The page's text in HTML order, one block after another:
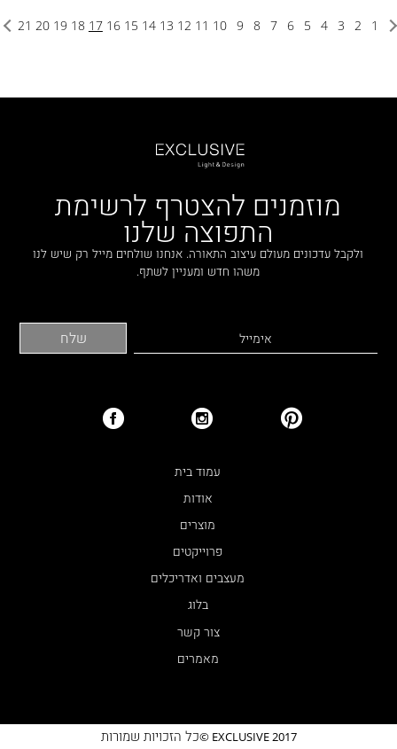
1
2
3
4
5
6
7
8
9
10
11
12
13
14
15
16
17
18
19
20
21
מוזמנים להצטרף לרשימת
התפוצה שלנו
ולקבל עדכונים מעולם עיצוב התאורה. אנחנו שולחים מייל רק שיש לנו
משהו חדש ומעניין לשתף.
עמוד בית
אודות
מוצרים
פרוייקטים
מעצבים ואדריכלים
בלוג
צור קשר
מאמרים
EXCLUSIVE 2017 © כל הזכויות שמורות